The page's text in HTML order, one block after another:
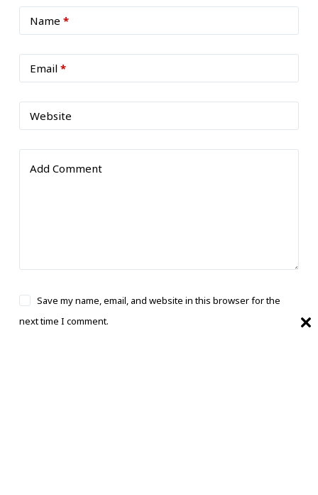
Name *
Email*
Website
Add Comment
Save my name, email, and website in this browser for the
next time I comment.